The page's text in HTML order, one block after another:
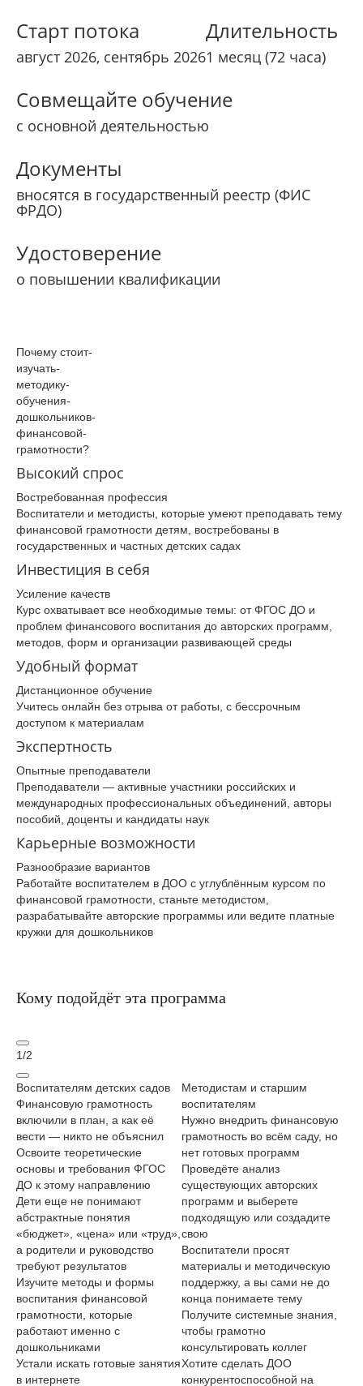
Старт потока
август 2026, сентябрь 2026
Длительность
1 месяц (72 часа)
Совмещайте обучение
с основной деятельностью
Документы
вносятся в государственный реестр (ФИС
ФРДО)
Удостоверение
о повышении квалификации
Почему­ стоит­
изучать­
методику­
обучения­
дошкольников­
финансовой­
грамотности­?
Высокий спрос
Востребованная профессия
Воспитатели и методисты, которые умеют преподавать тему
финансовой грамотности детям, востребованы в
государственных и частных детских садах
Инвестиция в себя
Усиление качеств
Курс охватывает все необходимые темы: от ФГОС ДО и
проблем финансового воспитания до авторских программ,
методов, форм и организации развивающей среды
Удобный формат
Дистанционное обучение
Учитесь онлайн без отрыва от работы, с бессрочным
доступом к материалам
Экспертность
Опытные преподаватели
Преподаватели — активные участники российских и
международных профессиональных объединений, авторы
пособий, доценты и кандидаты наук
Карьерные возможности
Разнообразие вариантов
Работайте воспитателем в ДОО с углублённым курсом по
финансовой грамотности, станьте методистом,
разрабатывайте авторские программы или ведите платные
кружки для дошкольников
Кому подойдёт эта программа
1/2
Воспитателям детских садов
Финансовую грамотность
включили в план, а как её
вести — никто не объяснил
Освоите теоретические
основы и требования ФГОС
ДО к этому направлению
Дети еще не понимают
абстрактные понятия
«бюджет», «цена» или «труд»,
а родители и руководство
требуют результатов
Изучите методы и формы
воспитания финансовой
грамотности, которые
работают именно с
дошкольниками
Устали искать готовые занятия
в интернете
Методистам и старшим
воспитателям
Нужно внедрить финансовую
грамотность во всём саду, но
нет готовых программ
Проведёте анализ
существующих авторских
программ и выберете
подходящую или создадите
свою
Воспитатели просят
материалы и методическую
поддержку, а вы сами не до
конца понимаете тему
Получите системные знания,
чтобы грамотно
консультировать коллег
Хотите сделать ДОО
конкурентоспособной на